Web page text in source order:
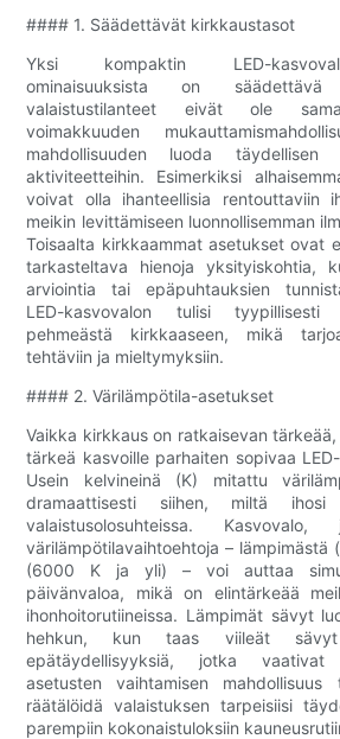
#### 1. Säädettävät kirkkaustasot
Yksi kompaktin LED-
ominaisuuksista on
valaistustilanteet eivät ole
voimakkuuden
mahdollisuuden luoda täydellisen
aktiviteetteihin. Esimerkiksi
voivat olla ihanteellisia rentouttaviin
meikin levittämiseen luonnollisemman
Toisaalta kirkkaammat asetukset ovat
tarkasteltava hienoja yksityiskohtia,
arviointia tai epäpuhtauksien
LED-kasvovalon tulisi tyypillisesti
pehmeästä kirkkaaseen, mikä
tehtäviin ja mieltymyksiin.
#### 2. Värilämpötila-asetukset
Vaikka kirkkaus on ratkaisevan
tärkeä kasvoille parhaiten sopivaa
Usein kelvineinä (K) mitattu
dramaattisesti siihen, miltä ihosi
valaistusolosuhteissa.
värilämpötilavaihtoehtoja – lämpimästä
(6000 K ja yli) – voi auttaa
päivänvaloa, mikä on elintärkeää
ihonhoitorutiineissa. Lämpimät sävyt
hehkun, kun taas viileät
epätäydellisyyksiä, jotka vaativat
asetusten vaihtamisen
räätälöidä valaistuksen tarpeisiisi
parempiin kokonaistuloksiin